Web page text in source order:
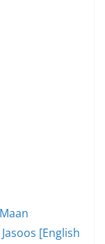
[English